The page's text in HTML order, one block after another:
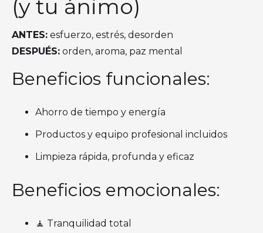
(y tu ánimo)
ANTES: esfuerzo, estrés, desorden
DESPUÉS: orden, aroma, paz mental
Beneficios funcionales:
Ahorro de tiempo y energía
Productos y equipo profesional incluidos
Limpieza rápida, profunda y eficaz
Beneficios emocionales:
🧘 Tranquilidad total